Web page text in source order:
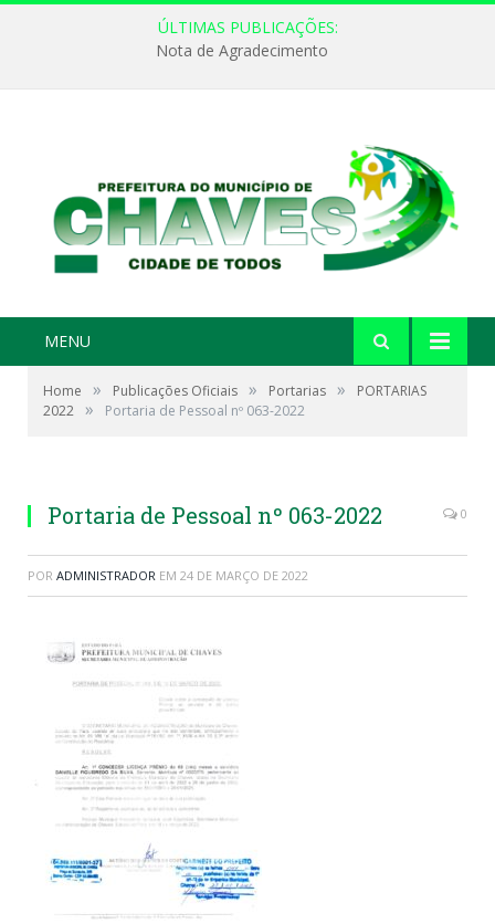
ÚLTIMAS PUBLICAÇÕES:
Nota de Agradecimento
MENU
Home » Publicações Oficiais » Portarias »
PORTARIAS
2022 » Portaria de Pessoal nº 063-2022
Portaria de Pessoal nº 063-2022 0
POR ADMINISTRADOR EM 24 DE MARÇO DE 2022